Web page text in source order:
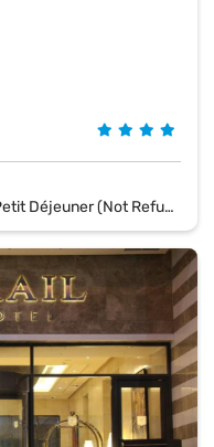
Déjeuner (Not Refundable)